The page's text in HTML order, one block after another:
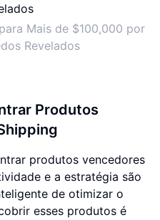
Mais de $100,000 por
Revelados
Produtos
produtos vencedores
e a estratégia são
de otimizar o
esses produtos é